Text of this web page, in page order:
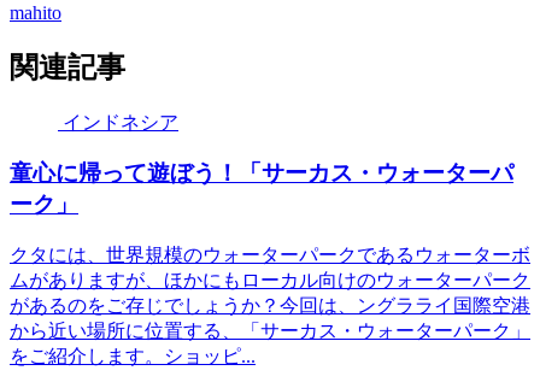
mahito
関連記事
インドネシア
童心に帰って遊ぼう！「サーカス・ウォーターパ
ーク」
クタには、世界規模のウォーターパークであるウォーターボ
ムがありますが、ほかにもローカル向けのウォーターパーク
があるのをご存じでしょうか？今回は、ングラライ国際空港
から近い場所に位置する、「サーカス・ウォーターパーク」
をご紹介します。ショッピ...